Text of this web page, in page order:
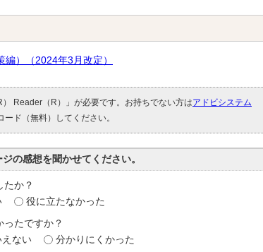
）（2024年3月改定）
Reader（R）」が必要です。お持ちでない方はアドビシステム
ード（無料）してください。
の感想を聞かせてください。
たか？
役に立たなかった
たですか？
えない 分かりにくかった